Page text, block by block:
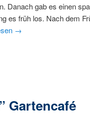
Danach gab es einen
es früh los. Nach dem
→
Gartencafé